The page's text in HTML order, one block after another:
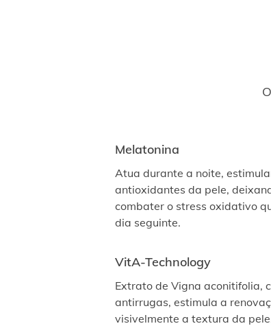
Melatonina
Atua durante a noite,
antioxidantes da pele,
combater o stress oxidativo
dia seguinte.
VitA-Technology
Extrato de Vigna aconitifolia,
antirrugas, estimula a
visivelmente a textura da